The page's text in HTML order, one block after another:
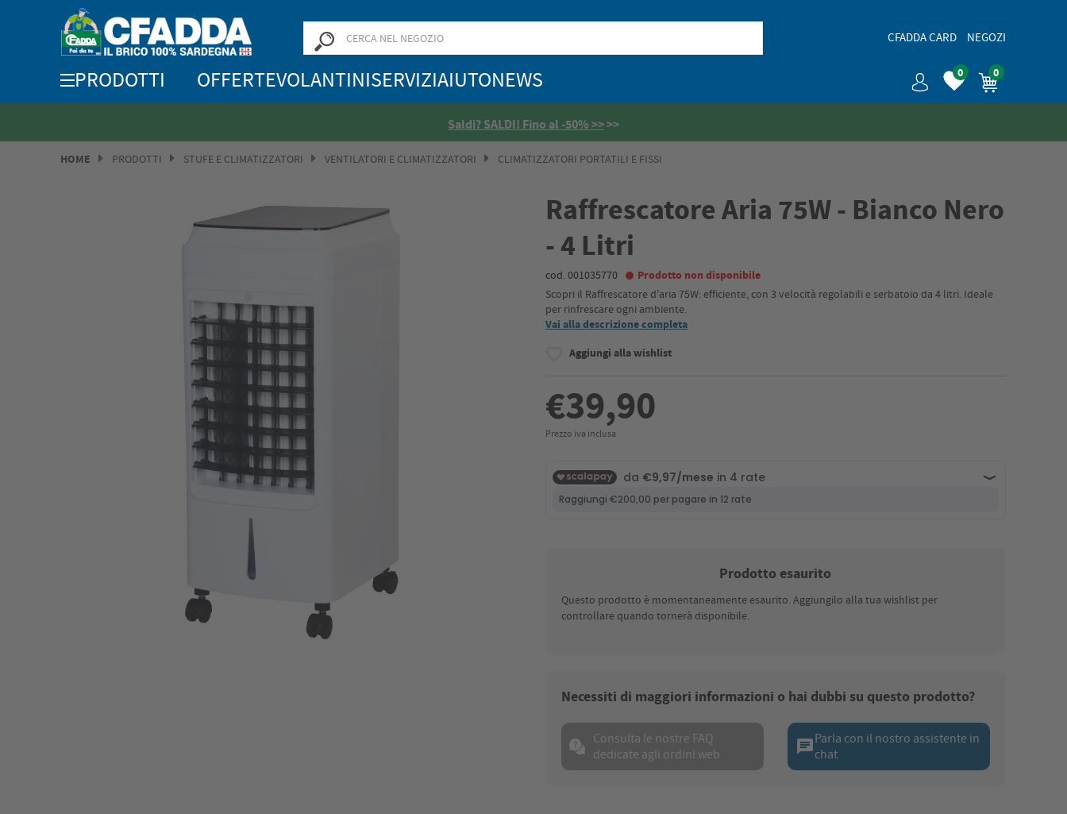
CFADDA CARD NEGOZI
0 0
PRODOTTI OFFERTEVOLANTINISERVIZIAIUTONEWS
Saldi? SALDI! Fino al -50% >>>>
HOME PRODOTTI STUFE E CLIMATIZZATORI VENTILATORI E CLIMATIZZATORI CLIMATIZZATORI PORTATILI E FISSI
Raffrescatore Aria 75W - Bianco Nero
- 4 Litri
cod. 001035770 Prodotto non disponibile
Scopri il Raffrescatore d'aria 75W: efficiente, con 3 velocità regolabili e serbatoio da 4 litri. Ideale
per rinfrescare ogni ambiente.
Vai alla descrizione completa
Aggiungi alla wishlist
€39,90
Prezzo iva inclusa
Prodotto esaurito
Questo prodotto è momentaneamente esaurito. Aggiungilo alla tua wishlist per
controllare quando tornerà disponibile.
Necessiti di maggiori informazioni o hai dubbi su questo prodotto?
Consulta le nostre FAQ
dedicate agli ordini web
chatParla con il nostro assistente in
chat